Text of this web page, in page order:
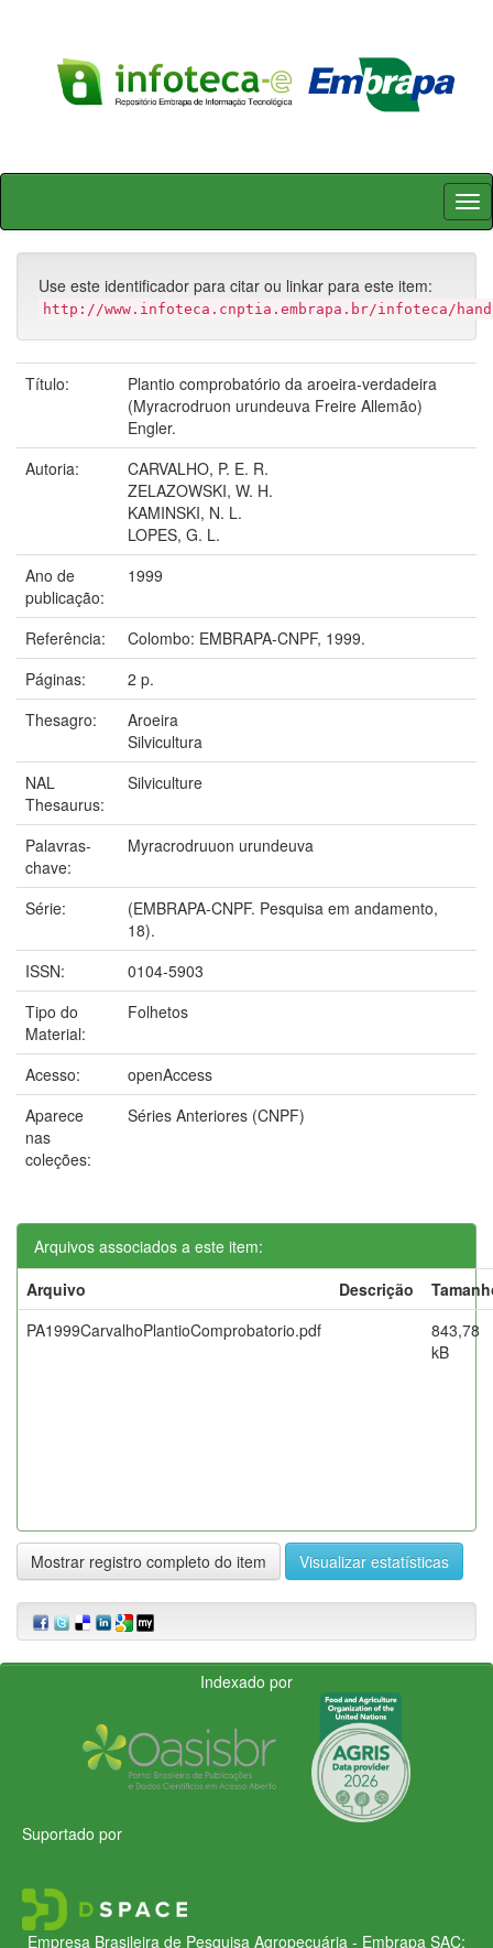
Skip
Use este identificador para citar ou linkar para este item:
http://www.infoteca.cnptia.embrapa.br/infoteca/
Título:
Plantio comprobatório da aroeira-verdadeira
(Myracrodruon urundeuva Freire Allemão)
Engler.
Autoria:
CARVALHO, P. E. R.
ZELAZOWSKI, W. H.
KAMINSKI, N. L.
LOPES, G. L.
Ano de
publicação:
1999
Referência:
Colombo: EMBRAPA-CNPF, 1999.
Páginas:
2 p.
Thesagro:
Aroeira
Silvicultura
NAL
Thesaurus:
Silviculture
Palavras-
chave:
Myracrodruuon urundeuva
Série:
(EMBRAPA-CNPF. Pesquisa em andamento,
18).
ISSN:
0104-5903
Tipo do
Material:
Folhetos
Acesso:
openAccess
Aparece
nas
coleções:
Séries Anteriores (CNPF)
Arquivos associados a este item:
Arquivo
Descrição
PA1999CarvalhoPlantioComprobatorio.pdf
843,78
kB
Mostrar registro completo do item Visualizar estatísticas
Indexado por
Suportado por
Empresa Brasileira de Pesquisa Agropecuária - Embrapa SAC: